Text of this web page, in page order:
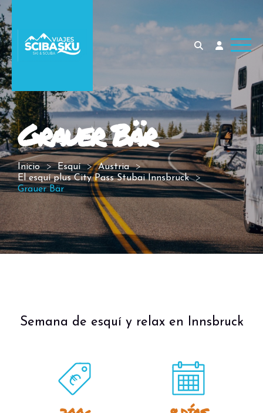
Grauer Bär
Inicio Esquí
Austria
El esquí plus City Pass Stubai Innsbruck
Grauer Bär
Semana de esquí y relax en Innsbruck